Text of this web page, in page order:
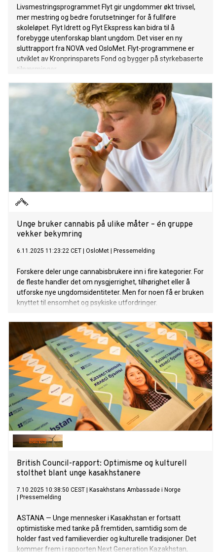
Livsmestringsprogrammet Flyt gir ungdommer økt trivsel,
mer mestring og bedre forutsetninger for å fullføre
skoleløpet. Flyt Idrett og Flyt Ekspress kan bidra til å
forebygge utenforskap blant ungdom. Det viser en ny
sluttrapport fra NOVA ved OsloMet. Flyt-programmene er
utviklet av Kronprinsparets Fond og bygger på styrkebaserte
tilnærminger.
Unge bruker cannabis på ulike måter – én gruppe
vekker bekymring
6.11.2025 11:23:22 CET OsloMet Pressemelding
Forskere deler unge cannabisbrukere inn i fire kategorier. For
de fleste handler det om nysgjerrighet, tilhørighet eller å
utforske nye ungdomsidentiteter. Men for noen få er bruken
knyttet til ensomhet og psykiske utfordringer.
British Council-rapport: Optimisme og kulturell
stolthet blant unge kasakhstanere
7.10.2025 10:38:50 CEST
Kasakhstans Ambassade i Norge
Pressemelding
ASTANA — Unge mennesker i Kasakhstan er fortsatt
optimistiske med tanke på fremtiden, samtidig som de
holder fast ved familieverdier og kulturelle tradisjoner. Det
kommer frem i rapporten Next Generation Kazakhstan,